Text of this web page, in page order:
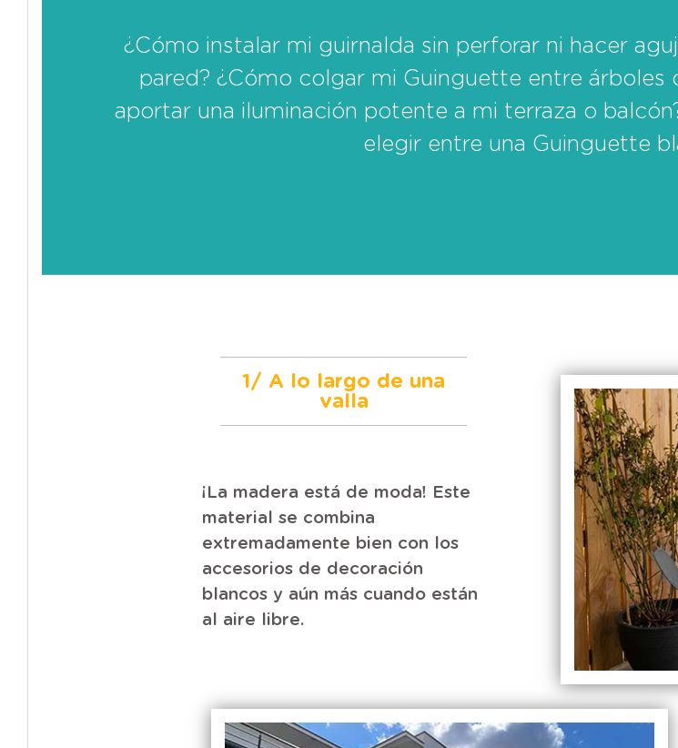
¿Cómo instalar mi guirnalda sin perforar ni hacer
pared? ¿Cómo colgar mi Guinguette entre árboles
aportar una iluminación potente a mi terraza o
elegir entre una Guinguette
1/ A lo largo de una
valla
¡La madera está de moda! Este
material se combina
extremadamente bien con los
accesorios de decoración
blancos y aún más cuando están
al aire libre.